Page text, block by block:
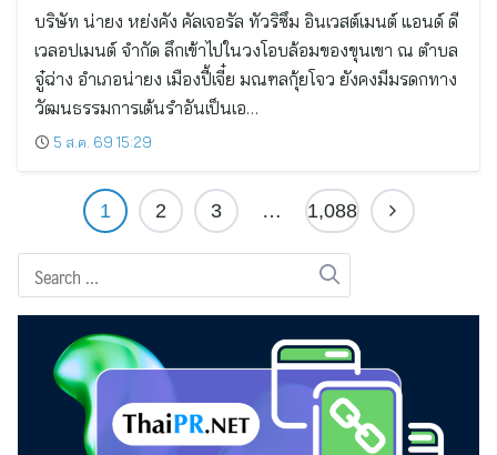
บริษัท น่ายง หย่งคัง คัลเจอรัล ทัวริซึม อินเวสต์เมนต์ แอนด์ ดี
เวลอปเมนต์ จำกัด ลึกเข้าไปในวงโอบล้อมของขุนเขา ณ ตำบล
จู๋ฉ่าง อำเภอน่ายง เมืองปี้เจี๋ย มณฑลกุ้ยโจว ยังคงมีมรดกทาง
วัฒนธรรมการเต้นรำอันเป็นเอ…
5 ส.ค. 69 15:29
1 2 3 … 1,088